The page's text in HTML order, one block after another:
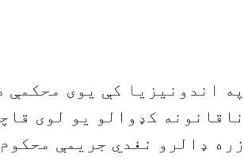
په اندونیزیا کې یوی
زره ډالرو نغدي جریمې